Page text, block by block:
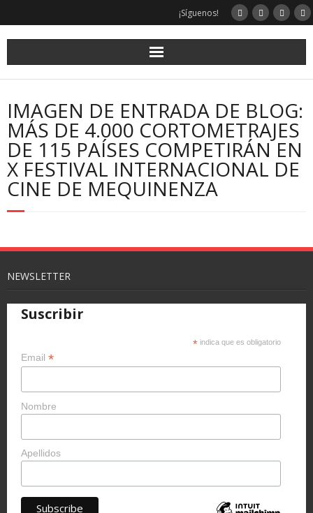
¡Síguenos!
IMAGEN DE ENTRADA DE BLOG:
MÁS DE 4.000 CORTOMETRAJES
DE 115 PAÍSES COMPETIRÁN EN
X FESTIVAL INTERNACIONAL DE
CINE DE MEQUINENZA
NEWSLETTER
Suscribir
* indica que es obligatorio
Email *
Nombre
Apellidos